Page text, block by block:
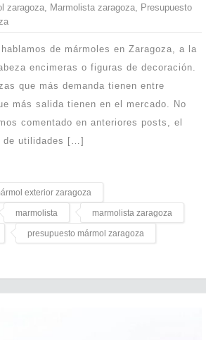
zaragoza, Marmolista zaragoza, Presupuesto
de mármoles en Zaragoza, a la
encimeras o figuras de decoración.
que más demanda tienen entre
más salida tienen en el mercado. No
comentado en anteriores posts, el
de utilidades […]
exterior zaragoza
marmolista marmolista zaragoza
presupuesto mármol zaragoza